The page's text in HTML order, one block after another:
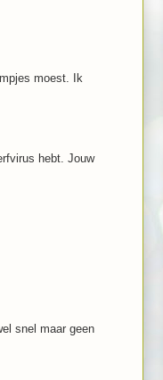
moest. Ik
hebt. Jouw
snel maar geen